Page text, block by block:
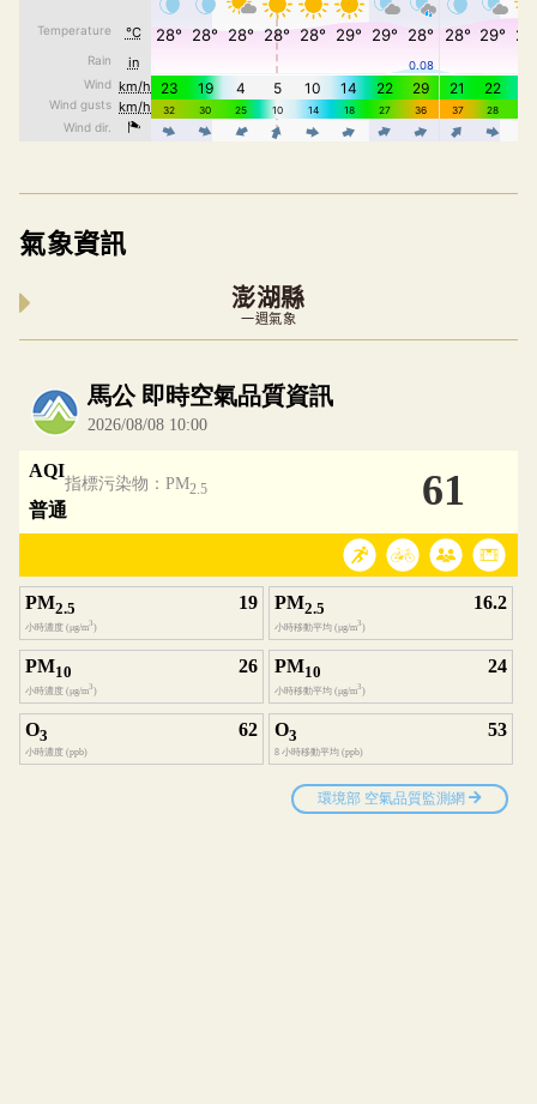
氣象資訊
澎湖縣
一週氣象
內嵌空氣品質小工具為視覺預覽，完整即時空